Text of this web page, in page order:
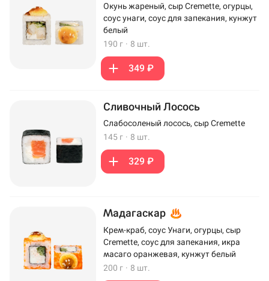
Окунь жареный, сыр Cremette, огурцы,
соус унаги, соус для запекания, кунжут
белый
190 г · 8 шт.
349 ₽
Сливочный Лосось
Слабосоленый лосось, сыр Cremette
145 г · 8 шт.
329 ₽
Мадагаскар
Крем-краб, соус Унаги, огурцы, сыр
Cremette, соус для запекания, икра
масаго оранжевая, кунжут белый
200 г · 8 шт.